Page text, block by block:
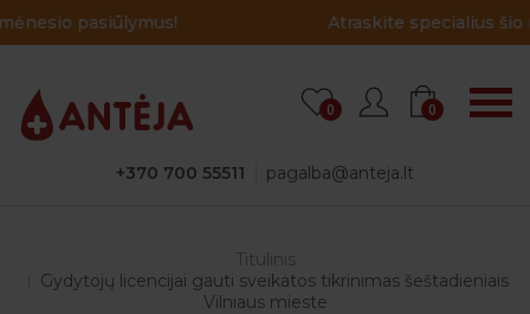
Atraskite specialius šio mėnesio pasiūlymus!
+370 700 55511 pagalba@anteja.lt
0 0
Titulinis
Gydytojų licencijai gauti sveikatos tikrinimas šeštadieniais
Vilniaus mieste